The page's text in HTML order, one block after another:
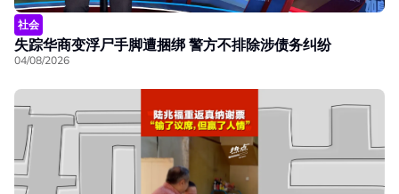
社会
失踪华商变浮尸手脚遭捆绑 警方不排除涉债务纠纷
04/08/2026